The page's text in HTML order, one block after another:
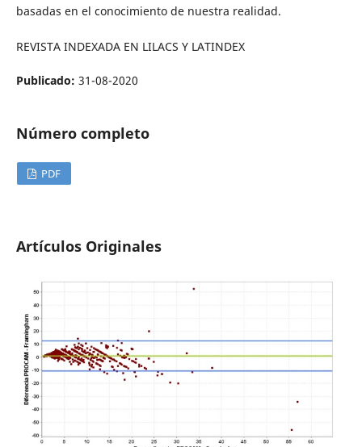
basadas en el conocimiento de nuestra realidad.
REVISTA INDEXADA EN LILACS Y LATINDEX
Publicado: 31-08-2020
Número completo
PDF
Artículos Originales